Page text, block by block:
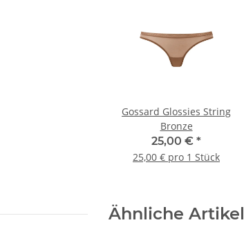
Gossard Glossies String
Bronze
25,00 € *
25,00 € pro 1 Stück
Ähnliche Artikel